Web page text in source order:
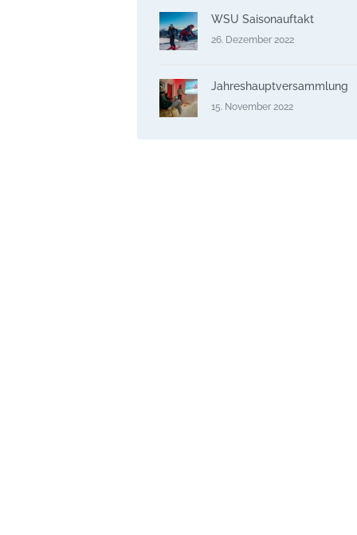
WSU Saisonauftakt
26. Dezember 2022
Jahreshauptversammlung
15. November 2022